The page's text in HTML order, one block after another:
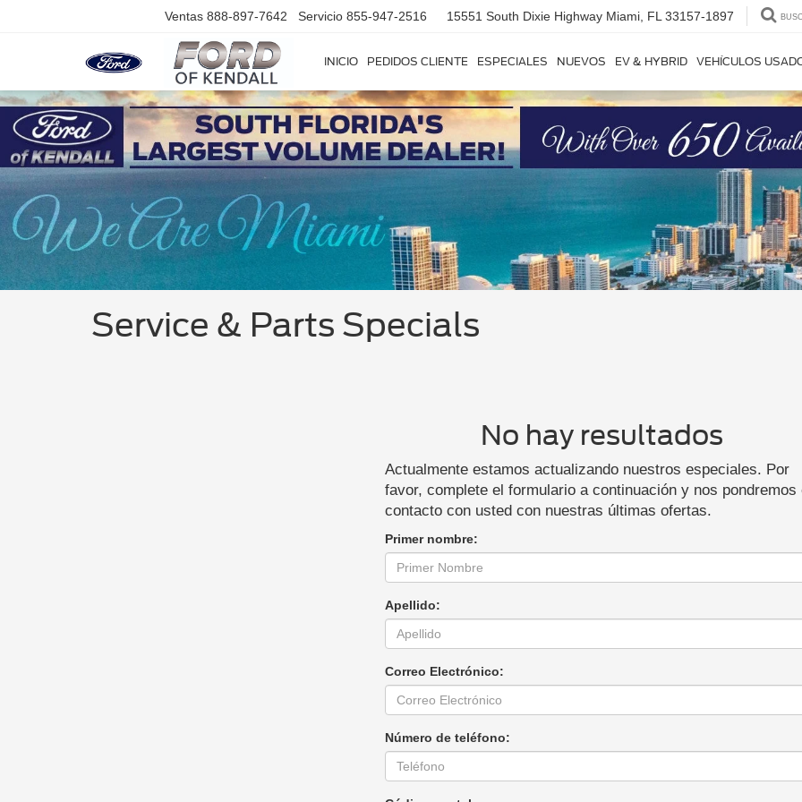
Ventas 888-897-7642 Servicio 855-947-2516 15551 South Dixie Highway Miami, FL 33157-1897
INICIO PEDIDOS CLIENTE ESPECIALES NUEVOS EV & HYBRID VEHÍCULOS
Service & Parts Specials
No hay resultados
Actualmente estamos actualizando nuestros especiales. Por
favor, complete el formulario a continuación y nos pondremos
contacto con usted con nuestras últimas ofertas.
Primer nombre:
Apellido:
Correo Electrónico:
Número de teléfono: